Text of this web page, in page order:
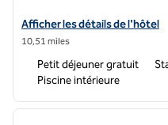
Afficher les détails de l'hôtel
Afficher les détails de l'hôtel
10,51 miles
Petit déjeuner gratuit
Piscine intérieure
1 sur 12